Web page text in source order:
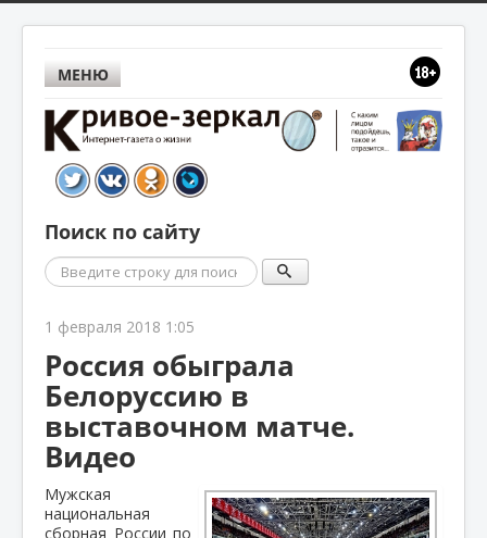
МЕНЮ
Поиск по сайту
Поиск
1 февраля 2018 1:05
Россия обыграла
Белоруссию в
выставочном матче.
Видео
Мужская
национальная
сборная России по